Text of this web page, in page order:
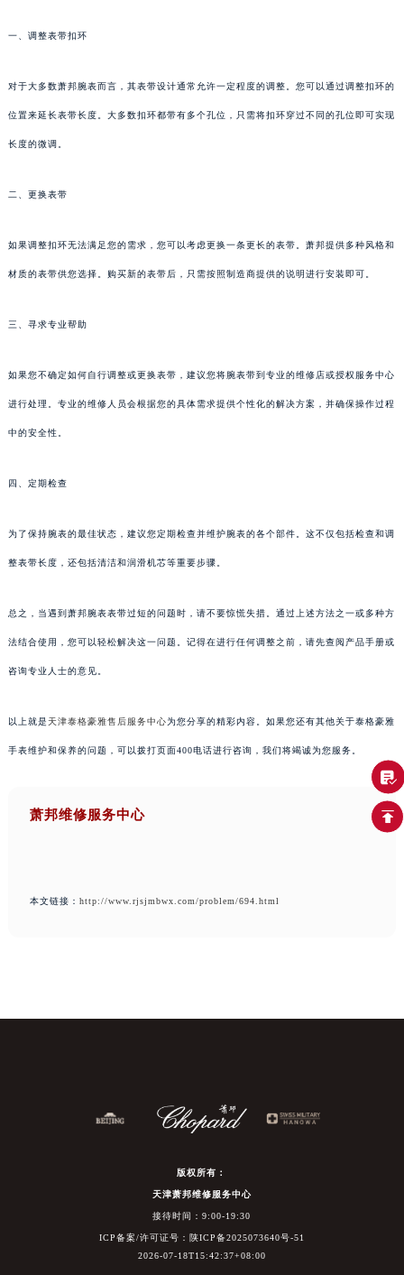
一、调整表带扣环
对于大多数萧邦腕表而言，其表带设计通常允许一定程度的调整。您可以通过调整扣环的
位置来延长表带长度。大多数扣环都带有多个孔位，只需将扣环穿过不同的孔位即可实现
长度的微调。
二、更换表带
如果调整扣环无法满足您的需求，您可以考虑更换一条更长的表带。萧邦提供多种风格和
材质的表带供您选择。购买新的表带后，只需按照制造商提供的说明进行安装即可。
三、寻求专业帮助
如果您不确定如何自行调整或更换表带，建议您将腕表带到专业的维修店或授权服务中心
进行处理。专业的维修人员会根据您的具体需求提供个性化的解决方案，并确保操作过程
中的安全性。
四、定期检查
为了保持腕表的最佳状态，建议您定期检查并维护腕表的各个部件。这不仅包括检查和调
整表带长度，还包括清洁和润滑机芯等重要步骤。
总之，当遇到萧邦腕表表带过短的问题时，请不要惊慌失措。通过上述方法之一或多种方
法结合使用，您可以轻松解决这一问题。记得在进行任何调整之前，请先查阅产品手册或
咨询专业人士的意见。
以上就是天津泰格豪雅售后服务中心为您分享的精彩内容。如果您还有其他关于泰格豪雅
手表维护和保养的问题，可以拨打页面400电话进行咨询，我们将竭诚为您服务。
萧邦维修服务中心
本文链接： http://www.rjsjmbwx.com/problem/694.html
版权所有：
天津萧邦维修服务中心
接待时间：9:00-19:30
ICP备案/许可证号：陕ICP备2025073640号-51
2026-07-18T15:42:37+08:00